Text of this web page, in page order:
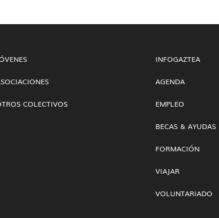
COLECTIVOS
INFOGAZTEA
AGENDA
EMPLEO
BECAS & AYUDAS
FORMACIÓN
VIAJAR
VOLUNTARIADO